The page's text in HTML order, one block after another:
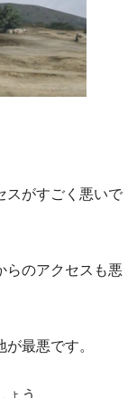
スがすごく悪いで
らのアクセスも悪
最悪です。